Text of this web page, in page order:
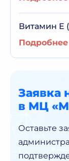
Витамин Е
Подробнее
Заявка
в МЦ
Оставьте